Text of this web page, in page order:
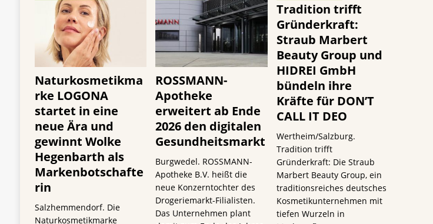
Naturkosmetikma
rke LOGONA
startet in eine
neue Ära und
gewinnt Wolke
Hegenbarth als
Markenbotschafte
rin
Salzhemmendorf. Die
Naturkosmetikmarke
ROSSMANN-
Apotheke
erweitert ab Ende
2026 den digitalen
Gesundheitsmarkt
Burgwedel. ROSSMANN-
Apotheke B.V. heißt die
neue Konzerntochter des
Drogeriemarkt-Filialisten.
Das Unternehmen plant
Tradition trifft
Gründerkraft:
Straub Marbert
Beauty Group und
HIDREI GmbH
bündeln ihre
Kräfte für DON’T
CALL IT DEO
Wertheim/Salzburg.
Tradition trifft
Gründerkraft: Die Straub
Marbert Beauty Group, ein
traditionsreiches deutsches
Kosmetikunternehmen mit
tiefen Wurzeln in